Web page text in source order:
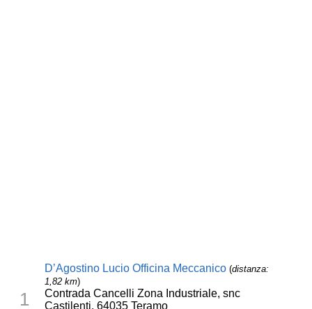
1
D’Agostino Lucio Officina Meccanico (distanza:
1,82 km)
Contrada Cancelli Zona Industriale, snc
Castilenti, 64035 Teramo